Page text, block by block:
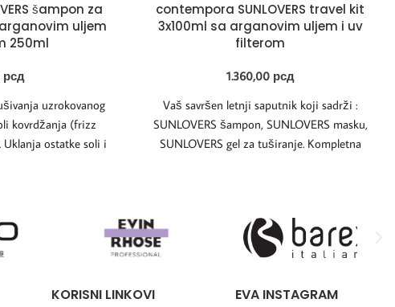
šampon za
uljem
250ml
рсд
uzrokovanog
kovrdžanja (frizz
Uklanja ostatke soli i
contempora SUNLOVERS travel kit
3x100ml sa arganovim uljem i uv
filterom
1.360,00 рсд
Vaš savršen letnji saputnik koji sadrži :
SUNLOVERS šampon, SUNLOVERS masku,
SUNLOVERS gel za tuširanje. Kompletna
KORISNI LINKOVI EVA INSTAGRAM